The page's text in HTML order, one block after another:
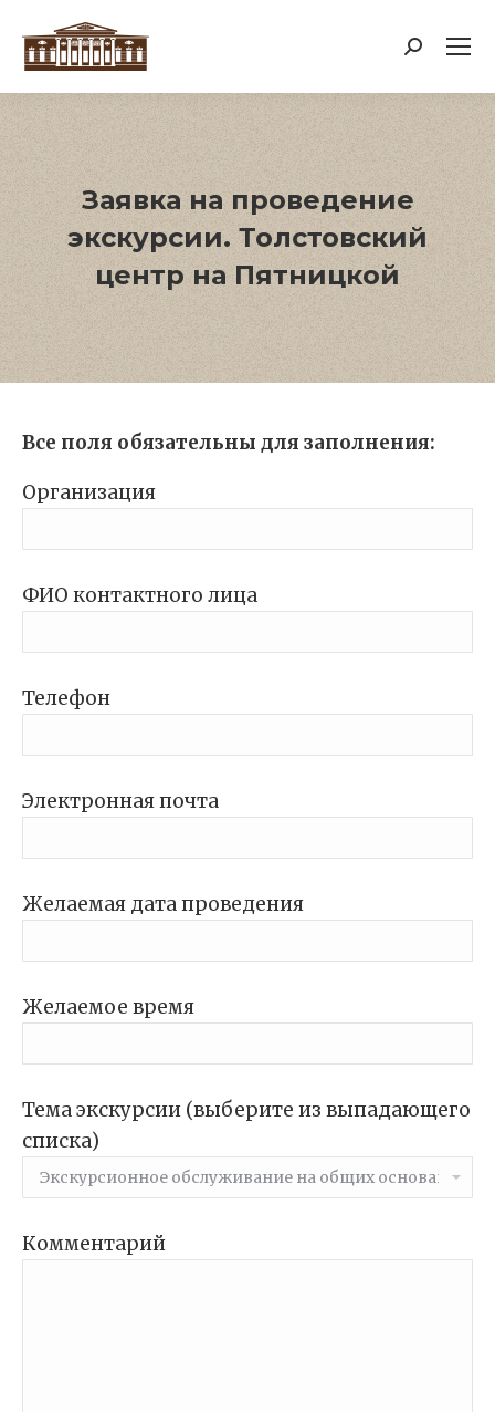
Поиск:
Заявка на проведение
экскурсии. Толстовский
центр на Пятницкой
Bсе поля обязательны для заполнения:
Организация
ФИО контактного лица
Телефон
Электронная почта
Желаемая дата проведения
Желаемое время
Тема экскурсии (выберите из выпадающего
списка)
Комментарий